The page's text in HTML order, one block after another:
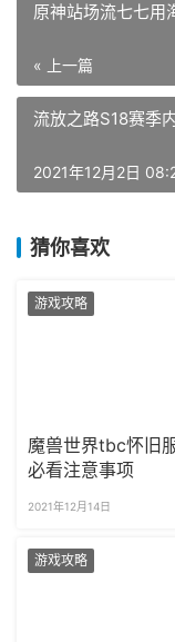
原神站场流七七用
« 上一篇
流放之路S18赛季
2021年12月2日
猜你喜欢
游戏攻略
魔兽世界tbc怀旧
必看注意事项
2021年12月14日
游戏攻略